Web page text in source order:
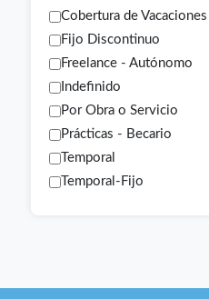
Cobertura de Vacaciones
Fijo Discontinuo
Freelance - Autónomo
Indefinido
Por Obra o Servicio
Prácticas - Becario
Temporal
Temporal-Fijo